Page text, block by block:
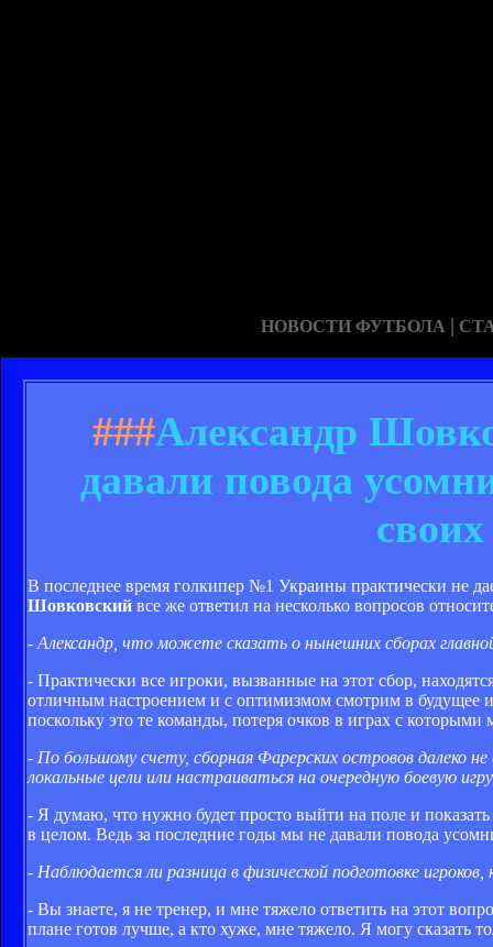
НОВОСТИ ФУТБОЛА |
###Александр
давали повода
В последнее время голкипер №1 Украины практически не
Шовковский все же ответил на несколько вопросов
- Александр, что можете сказать о нынешних сборах
- Практически все игроки, вызванные на этот сбор,
отличным настроением и c оптимизмом смотрим в будущее
поскольку это те команды, потеря очков в играх с
- По большому счету, сборная Фарерских островов далеко
локальные цели или настраиваться на очередную боевую
- Я думаю, что нужно будет просто выйти на поле и
в целом. Ведь за последние годы мы не давали повода
- Наблюдается ли разница в физической подготовке
- Вы знаете, я не тренер, и мне тяжело ответить на этот
плане готов лучше, а кто хуже, мне тяжело. Я могу сказать